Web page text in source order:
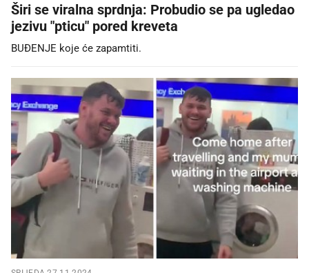
Širi se viralna sprdnja: Probudio se pa ugledao
jezivu "pticu" pored kreveta
BUĐENJE koje će zapamtiti.